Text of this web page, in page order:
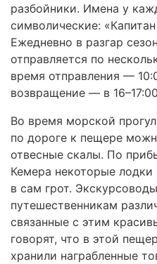
разбойники. Имена у
символические:
Ежедневно в разгар
отправляется по
время отправления —
возвращение — в
Во время морской
по дороге к пещере
отвесные скалы. По
Кемера некоторые
в сам грот.
путешественникам
связанные с этим
говорят, что в этой
хранили награбленные